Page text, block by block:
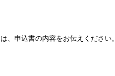
、申込書の内容をお伝えください。